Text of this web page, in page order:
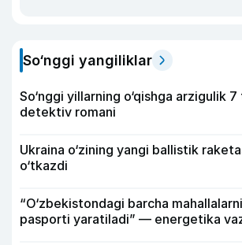
So‘nggi yangiliklar
So‘nggi yillarning o‘qishga arzigulik
detektiv romani
Ukraina o‘zining yangi ballistik
o‘tkazdi
“O‘zbekistondagi barcha
pasporti yaratiladi” — energetika